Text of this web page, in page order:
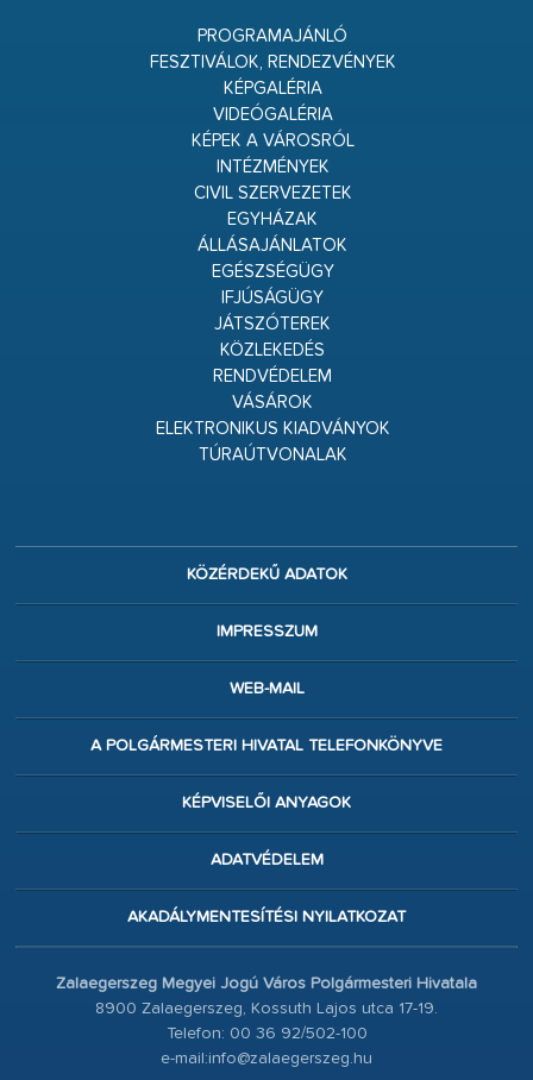
PROGRAMAJÁNLÓ
FESZTIVÁLOK, RENDEZVÉNYEK
KÉPGALÉRIA
VIDEÓGALÉRIA
KÉPEK A VÁROSRÓL
INTÉZMÉNYEK
CIVIL SZERVEZETEK
EGYHÁZAK
ÁLLÁSAJÁNLATOK
EGÉSZSÉGÜGY
IFJÚSÁGÜGY
JÁTSZÓTEREK
KÖZLEKEDÉS
RENDVÉDELEM
VÁSÁROK
ELEKTRONIKUS KIADVÁNYOK
TÚRAÚTVONALAK
KÖZÉRDEKŰ ADATOK
IMPRESSZUM
WEB-MAIL
A POLGÁRMESTERI HIVATAL TELEFONKÖNYVE
KÉPVISELŐI ANYAGOK
ADATVÉDELEM
AKADÁLYMENTESÍTÉSI NYILATKOZAT
Zalaegerszeg Megyei Jogú Város Polgármesteri Hivatala
8900 Zalaegerszeg, Kossuth Lajos utca 17-19.
Telefon: 00 36 92/502-100
e-mail:info@zalaegerszeg.hu